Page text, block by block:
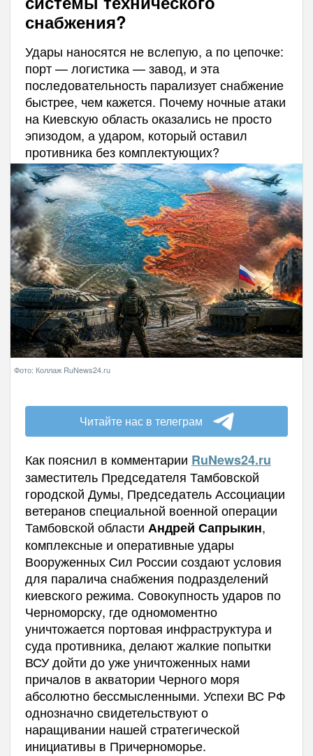
снабжения?
Удары наносятся не вслепую, а по цепочке:
порт — логистика — завод, и эта
последовательность парализует снабжение
быстрее, чем кажется. Почему ночные атаки
на Киевскую область оказались не просто
эпизодом, а ударом, который оставил
противника без комплектующих?
Фото: Коллаж RuNews24.ru
Читайте нас в телеграм
Как пояснил в комментарии RuNews24.ru
заместитель Председателя Тамбовской
городской Думы, Председатель Ассоциации
ветеранов специальной военной операции
Тамбовской области Андрей Сапрыкин,
комплексные и оперативные удары
Вооруженных Сил России создают условия
для паралича снабжения подразделений
киевского режима. Совокупность ударов по
Черноморску, где одномоментно
уничтожается портовая инфраструктура и
суда противника, делают жалкие попытки
ВСУ дойти до уже уничтоженных нами
причалов в акватории Черного моря
абсолютно бессмысленными. Успехи ВС РФ
однозначно свидетельствуют о
наращивании нашей стратегической
инициативы в Причерноморье.